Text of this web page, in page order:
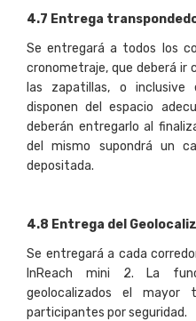
4.7 Entrega
Se entregará a todos los
cronometraje, que deberá ir
las zapatillas, o
disponen del espacio
deberán entregarlo al
del mismo supondrá un
depositada.
4.8 Entrega del
Se entregará a cada corredor
InReach mini 2. La
geolocalizados el mayor
participantes por seguridad.